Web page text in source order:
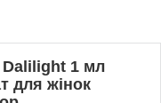
Dalilight 1 мл
для жінок